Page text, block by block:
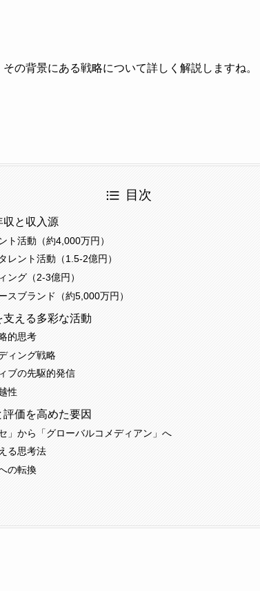
の背景にある戦略について詳しく解説しますね。
目次
収と収入源
ト活動（約4,000万円）
レント活動（1.5-2億円）
ング（2-3億円）
スブランド（約5,000万円）
える多彩な活動
的思考
ィング戦略
ブの先駆的発信
性
価を高めた要因
」から「グローバルコメディアン」へ
る思考法
の転換